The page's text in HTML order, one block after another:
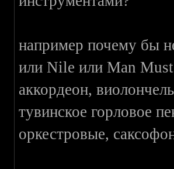
например почему бы
или Nile или Man
аккордеон,
тувинское горловое
оркестровые,